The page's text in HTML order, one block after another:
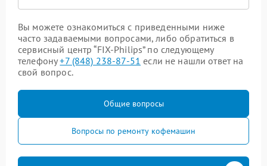
Вы можете ознакомиться с приведенными ниже
часто задаваемыми вопросами, либо обратиться в
сервисный центр “FIX-Philips” по следующему
телефону+7 (848) 238-87-51 если не нашли ответ на
свой вопрос.
Общие вопросы
Вопросы по ремонту кофемашин